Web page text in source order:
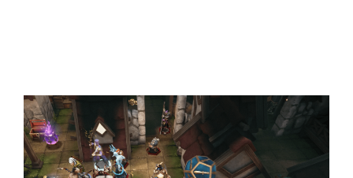
Central Comics